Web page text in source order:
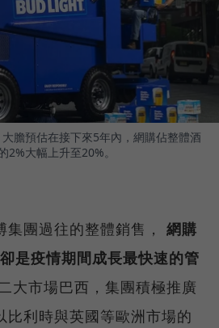
膽預估在接下來5年內，網購佔整體酒
大幅上升至20%。
團過往的整體銷售， 網購
是疫情期間成長最快速的管
大市場巴西，集團積極推廣
比利時與英國等歐洲市場的